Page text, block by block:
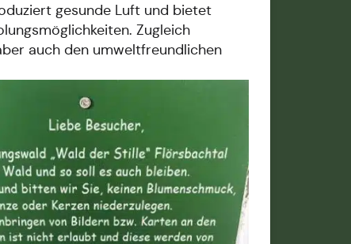
gesunde Luft und bietet
Zugleich
auch den umweltfreundlichen